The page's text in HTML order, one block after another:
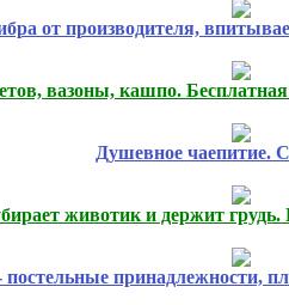
от производителя,
вазоны, кашпо.
Душевное чаепитие.
животик и держит
принадлежности,